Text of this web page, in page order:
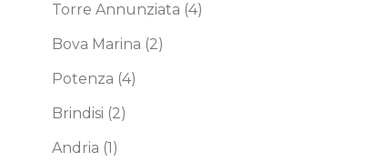
Torre Annunziata (4)
Bova Marina (2)
Potenza (4)
Brindisi (2)
Andria (1)